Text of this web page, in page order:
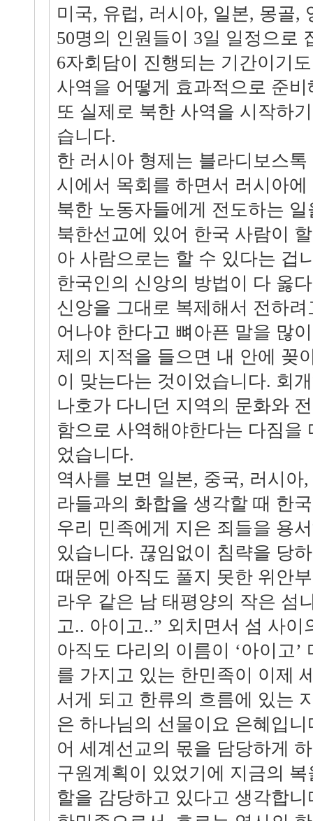
미국, 유럽, 러시아, 일본, 몽골,
50명의 인원들이 3일 일정으로
6자회담이 진행되는 기간이기
사역을 어떻게 효과적으로 준
또 실제로 북한 사역을 시작하
습니다.
한 러시아 형제는 블라디보스
시에서 목회를 하면서 러시아
북한 노동자들에게 전도하는
북한선교에 있어 한국 사람이
아 사람으로는 할 수 있다는 겁
한국인의 신앙의 방법이 다 옳
신앙을 그대로 복제해서 전하
어나야 한다고 뼈아픈 말을 많
제의 지적을 들으면 내 안에 꽂
이 맞는다는 것이었습니다. 회
나호가 다니던 지역의 문화와
함으로 사역해야한다는 다짐을
었습니다.
역사를 보면 일본, 중국, 러시아
라들과의 화합을 생각할 때 한
우리 민족에게 지은 죄들을 용
있습니다. 끊임없이 침략을 당
때문에 아직도 풀지 못한 위안
라우 같은 남 태평양의 작은 섬
고.. 아이고..” 외치면서 섬 사이
아직도 다리의 이름이 ‘아이고’
를 가지고 있는 한민족이 이제
서게 되고 한류의 흐름에 있는
은 하나님의 선물이요 은혜입
어 세계선교의 몫을 담당하게
구원계획이 있었기에 지금의
할을 감당하고 있다고 생각합